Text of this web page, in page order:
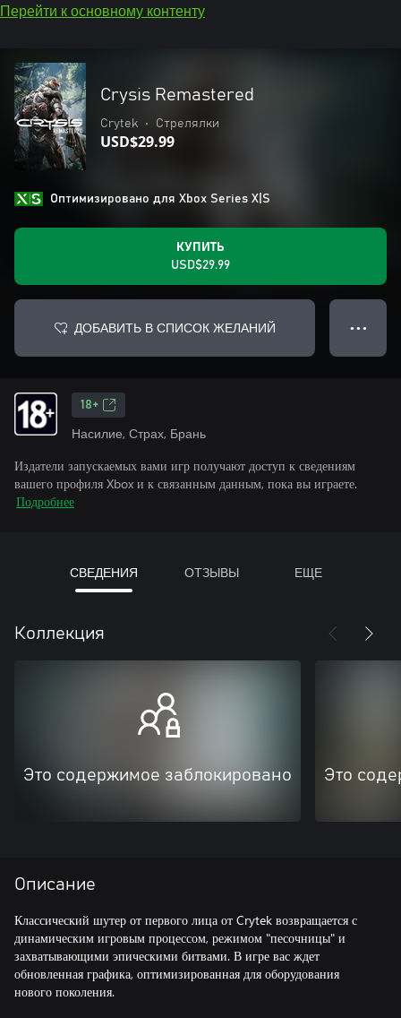
Перейти к основному контенту
Crysis Remastered
Crytek • Стрелялки
USD$29.99
Оптимизировано для Xbox Series X|S
КУПИТЬ
USD$29.99
ДОБАВИТЬ В СПИСОК ЖЕЛАНИЙ ● ● ●
18+
Насилие, Страх, Брань
Издатели запускаемых вами игр получают доступ к сведениям
вашего профиля Xbox и к связанным данным, пока вы играете.
Подробнее
СВЕДЕНИЯ ОТЗЫВЫ ЕЩЕ
Коллекция
Это содержимое заблокировано Это
Описание
Классический шутер от первого лица от Crytek возвращается с
динамическим игровым процессом, режимом "песочницы" и
захватывающими эпическими битвами. В игре вас ждет
обновленная графика, оптимизированная для оборудования
нового поколения.